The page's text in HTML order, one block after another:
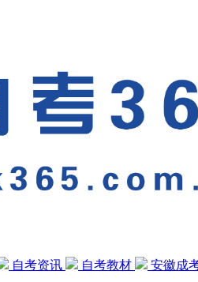
自考资讯 自考教材
安徽成